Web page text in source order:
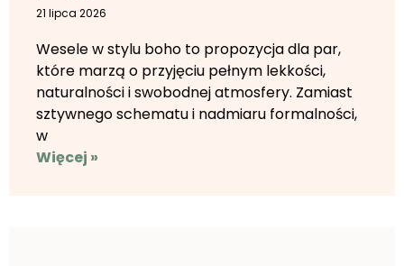
21 lipca 2026
Wesele w stylu boho to propozycja dla par,
które marzą o przyjęciu pełnym lekkości,
naturalności i swobodnej atmosfery. Zamiast
sztywnego schematu i nadmiaru formalności,
w
Więcej »